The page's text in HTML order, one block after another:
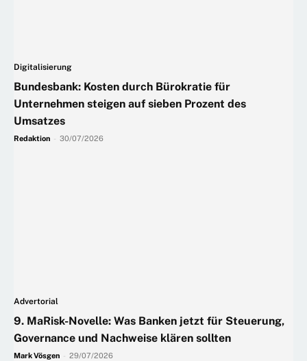
Digitalisierung
Bundesbank: Kosten durch Bürokratie für
Unternehmen steigen auf sieben Prozent des
Umsatzes
Redaktion 30/07/2026
Advertorial
9. MaRisk-Novelle: Was Banken jetzt für Steuerung,
Governance und Nachweise klären sollten
Mark Vösgen 29/07/2026